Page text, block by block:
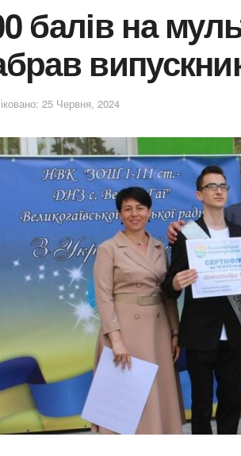
балів на
25 Червня, 2024